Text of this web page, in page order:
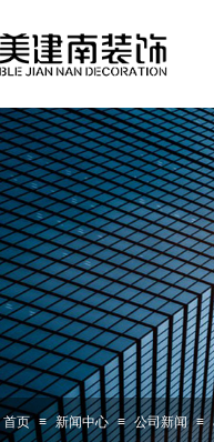
首页 ≡ 新闻中心 ≡ 公司新闻 ≡